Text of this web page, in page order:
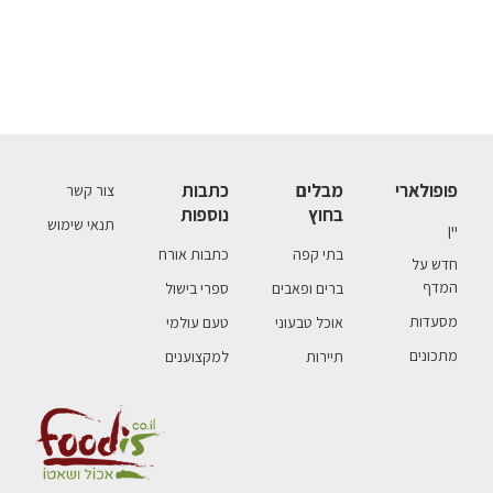
פופולארי
יין
חדש על
המדף
מסעדות
מתכונים
מבלים
בחוץ
בתי קפה
ברים ופאבים
אוכל טבעוני
תיירות
כתבות
נוספות
כתבות אורח
ספרי בישול
טעם עולמי
למקצוענים
צור קשר
תנאי שימוש